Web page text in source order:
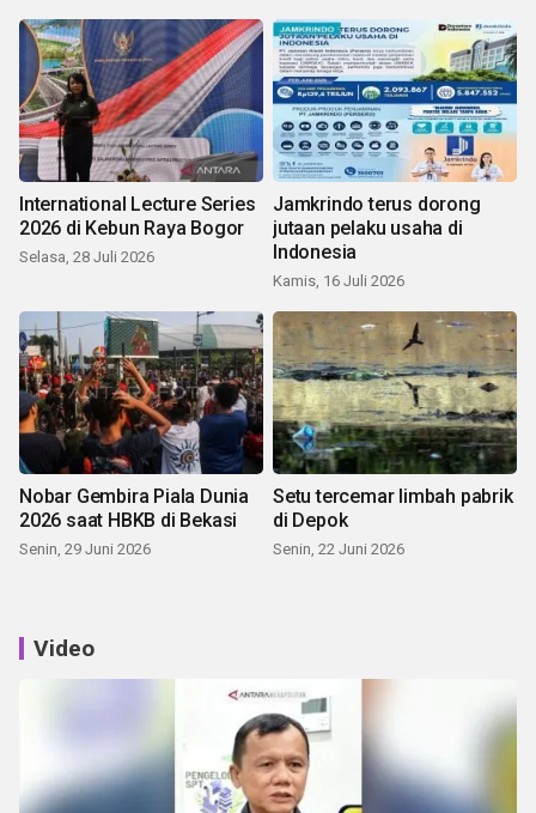
International Lecture Series
2026 di Kebun Raya Bogor
Selasa, 28 Juli 2026
Jamkrindo terus dorong
jutaan pelaku usaha di
Indonesia
Kamis, 16 Juli 2026
Nobar Gembira Piala Dunia
2026 saat HBKB di Bekasi
Senin, 29 Juni 2026
Setu tercemar limbah pabrik
di Depok
Senin, 22 Juni 2026
Video